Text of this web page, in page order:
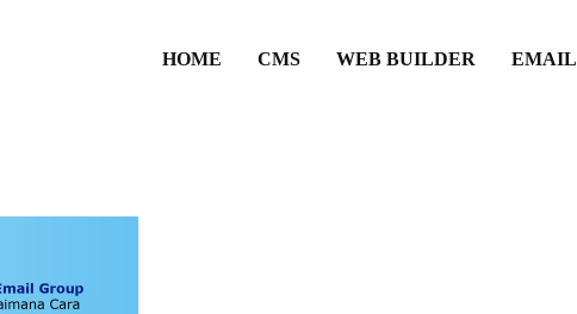
HOME CMS WEB BUILDER EMAIL